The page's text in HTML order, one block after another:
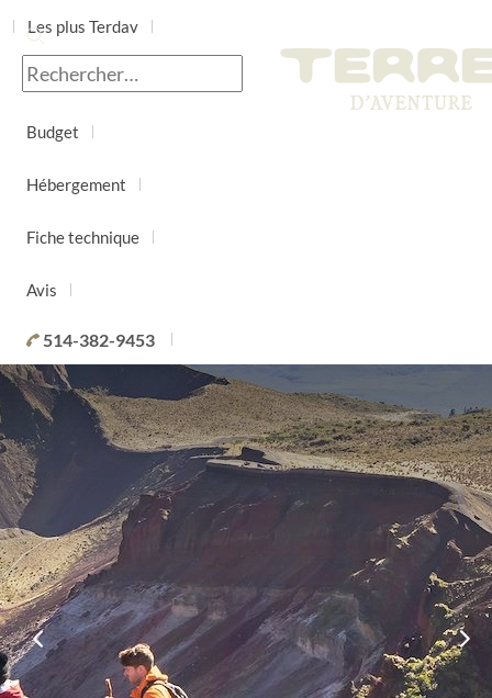
Les plus Terdav
Jour par jour
Budget
Hébergement
Fiche technique
Avis
514-382-9453